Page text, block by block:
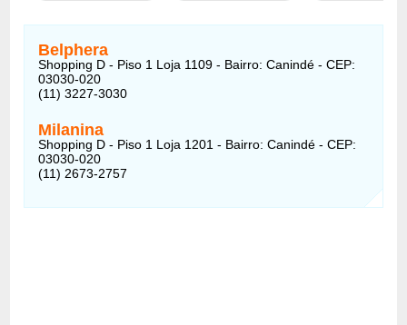
Belphera
Shopping D - Piso 1 Loja 1109 - Bairro: Canindé - CEP:
03030-020
(11) 3227-3030
Milanina
Shopping D - Piso 1 Loja 1201 - Bairro: Canindé - CEP:
03030-020
(11) 2673-2757